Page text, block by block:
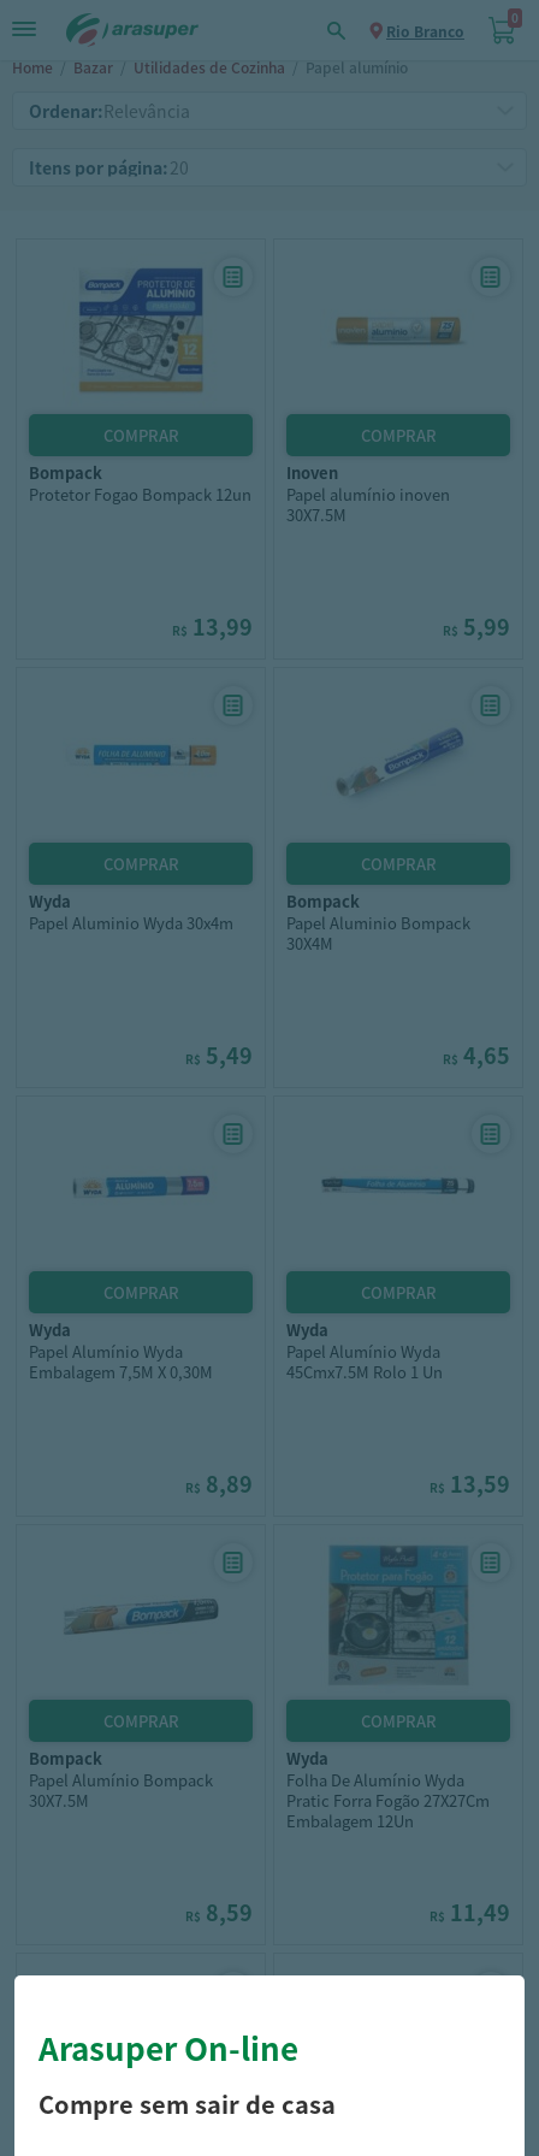
Rio Branco
0
Home / Bazar / Utilidades de Cozinha / Papel alumínio
Ordenar:
Itens por página:
bompack
Protetor Fogao Bompack 12un
R$ 13,99
inoven
Papel alumínio inoven
30X7.5M
R$ 5,99
wyda
Papel Aluminio Wyda 30x4m
R$ 5,49
bompack
Papel Aluminio Bompack
30X4M
R$ 4,65
wyda
Papel Alumínio Wyda
Embalagem 7,5M X 0,30M
R$ 8,89
wyda
Papel Alumínio Wyda
45Cmx7.5M Rolo 1 Un
R$ 13,59
bompack
Papel Alumínio Bompack
30X7.5M
R$ 8,59
wyda
Folha De Alumínio Wyda
Pratic Forra Fogão 27X27Cm
Embalagem 12Un
R$ 11,49
Arasuper On-line
Compre sem sair de casa